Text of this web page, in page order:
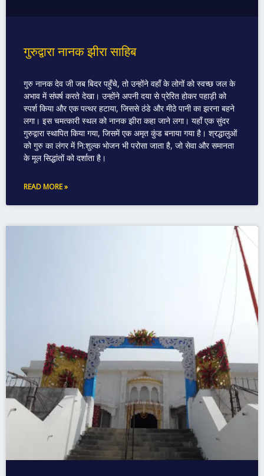
गुरुद्वारा नानक झीरा साहिब
गुरु नानक देव जी जब बिदर पहुँचे, तो उन्होंने वहाँ के लोगों को स्वच्छ जल के
अभाव में संघर्ष करते देखा। उन्होंने अपनी दया से प्रेरित होकर पहाड़ी को
स्पर्श किया और एक पत्थर हटाया, जिससे ठंडे और मीठे पानी का झरना बहने
लगा। इस चमत्कारी स्थल को नानक झीरा कहा जाने लगा। यहाँ एक सुंदर
गुरुद्वारा स्थापित किया गया, जिसमें एक अमृत कुंड बनाया गया है। श्रद्धालुओं
को गुरु का लंगर में नि:शुल्क भोजन भी परोसा जाता है, जो सेवा और समानता
के मूल सिद्धांतों को दर्शाता है।
READ MORE »